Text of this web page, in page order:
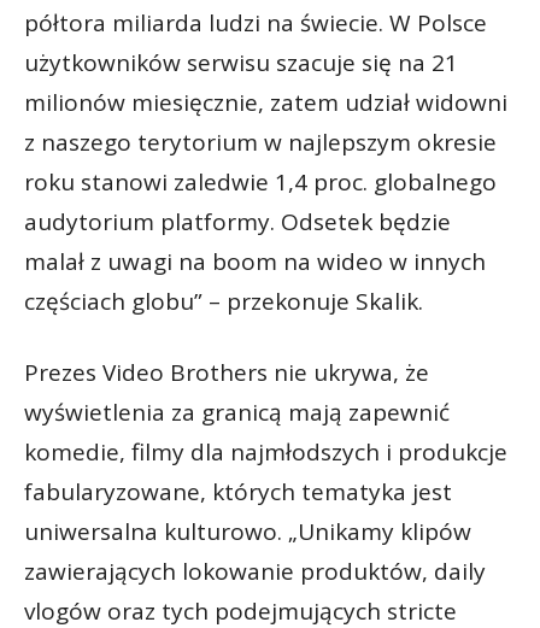
półtora miliarda ludzi na świecie. W Polsce
użytkowników serwisu szacuje się na 21
milionów miesięcznie, zatem udział widowni
z naszego terytorium w najlepszym okresie
roku stanowi zaledwie 1,4 proc. globalnego
audytorium platformy. Odsetek będzie
malał z uwagi na boom na wideo w innych
częściach globu” – przekonuje Skalik.
Prezes Video Brothers nie ukrywa, że
wyświetlenia za granicą mają zapewnić
komedie, filmy dla najmłodszych i produkcje
fabularyzowane, których tematyka jest
uniwersalna kulturowo. „Unikamy klipów
zawierających lokowanie produktów, daily
vlogów oraz tych podejmujących stricte